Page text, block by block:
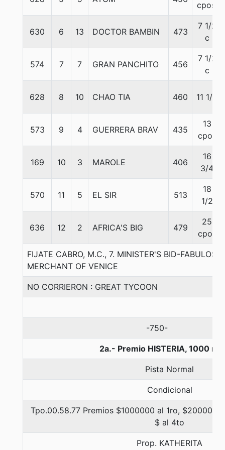
cpos.
630 6 13 DOCTOR BAMBIN 473
7 1/2
c
574 7 7 GRAN PANCHITO 456
7 1/2
c
628 8 10 CHAO TIA 460 11 1/2
573 9 4 GUERRERA BRAV 435
13
cpos
169 10 3 MAROLE 406
16
3/4
570 11 5 EL SIR 513
18
1/2
636 12 2 AFRICA'S BIG 479
25
cpos
FIJATE CABRO, M.C., 7. MINISTER'S BID-
MERCHANT OF VENICE
NO CORRIERON : GREAT TYCOON
-750-
2a.- Premio HISTERIA, 1000
Pista Normal
Condicional
Tpo.00.58.77 Premios $1000000 al 1ro, $200000
$ al 4to
Prop. KATHERITA